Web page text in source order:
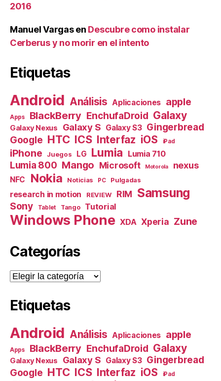
2016
Manuel Vargasen Descubre como instalar
Cerberus y no morir en el intento
Etiquetas
Android Análisis Aplicaciones apple
Apps BlackBerry EnchufaDroid Galaxy
Galaxy Nexus Galaxy S Galaxy S3 Gingerbread
Google HTC ICS Interfaz iOS iPad
iPhone Juegos LG Lumia Lumia 710
Lumia 800 Mango Microsoft Motorola nexus
NFC Nokia Noticias PC Pulgadas
research in motion REVIEW RIM Samsung
Sony Tablet Tango Tutorial
Windows Phone XDA Xperia Zune
Categorías
Categorías
Etiquetas
Android Análisis Aplicaciones apple
Apps BlackBerry EnchufaDroid Galaxy
Galaxy Nexus Galaxy S Galaxy S3 Gingerbread
Google HTC ICS Interfaz iOS iPad